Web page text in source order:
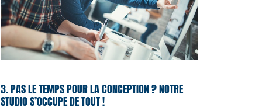
3. PAS LE TEMPS POUR LA CONCEPTION ? NOTRE
STUDIO S’OCCUPE DE TOUT !